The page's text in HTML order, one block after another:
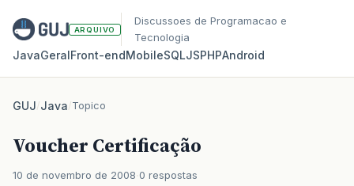
ARQUIVO
Discussoes de Programacao e
Tecnologia
JavaGeralFront‑endMobileSQLJSPHPAndroid
GUJ/Java/Topico
Voucher Certificação
10 de novembro de 2008 0 respostas